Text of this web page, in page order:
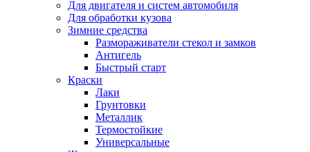
Для двигателя и систем автомобиля
Для обработки кузова
Зимние средства
Размораживатели стекол и замков
Антигель
Быстрый старт
Краски
Лаки
Грунтовки
Металлик
Термостойкие
Универсальные